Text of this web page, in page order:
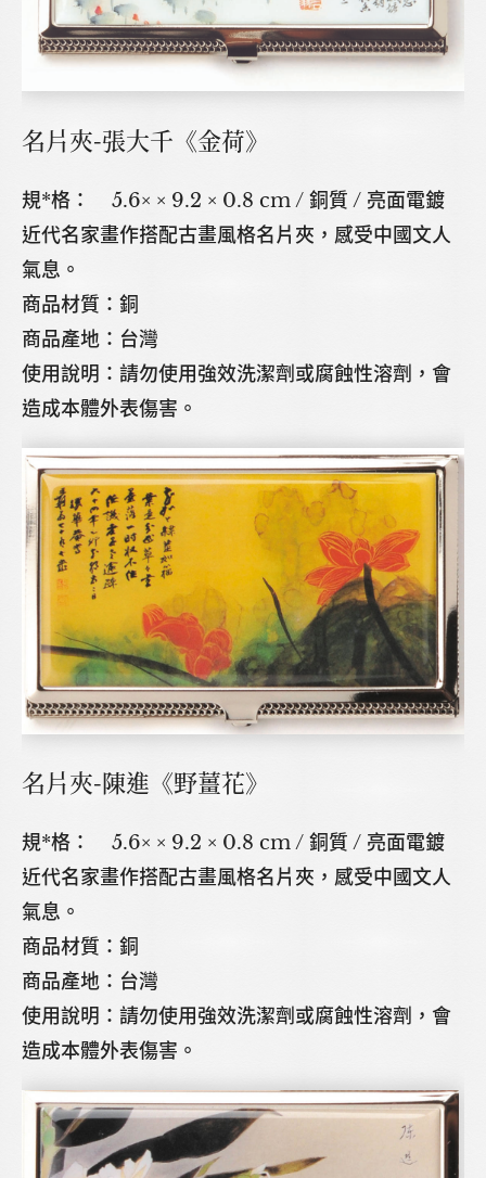
名片夾-張大千《金荷》
規*格： 5.6× × 9.2 × 0.8 cm / 銅質 / 亮面電鍍
近代名家畫作搭配古畫風格名片夾，感受中國文人
氣息。
商品材質：銅
商品產地：台灣
使用說明：請勿使用強效洗潔劑或腐蝕性溶劑，會
造成本體外表傷害。
名片夾-陳進《野薑花》
規*格： 5.6× × 9.2 × 0.8 cm / 銅質 / 亮面電鍍
近代名家畫作搭配古畫風格名片夾，感受中國文人
氣息。
商品材質：銅
商品產地：台灣
使用說明：請勿使用強效洗潔劑或腐蝕性溶劑，會
造成本體外表傷害。